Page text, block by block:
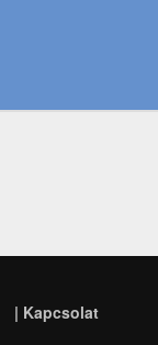
| Kapcsolat